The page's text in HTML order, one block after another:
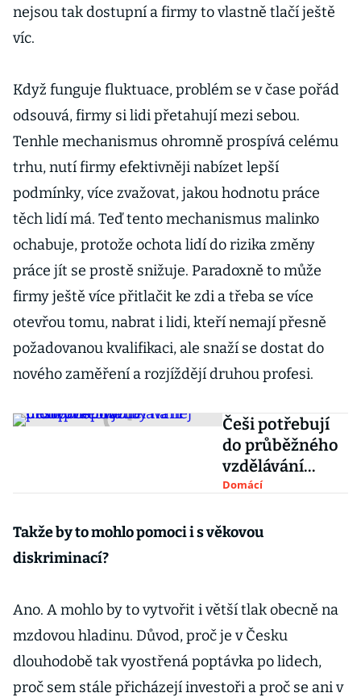
nejsou tak dostupní a firmy to vlastně tlačí ještě
víc.
Když funguje fluktuace, problém se v čase pořád
odsouvá, firmy si lidi přetahují mezi sebou.
Tenhle mechanismus ohromně prospívá celému
trhu, nutí firmy efektivněji nabízet lepší
podmínky, více zvažovat, jakou hodnotu práce
těch lidí má. Teď tento mechanismus malinko
ochabuje, protože ochota lidí do rizika změny
práce jít se prostě snižuje. Paradoxně to může
firmy ještě více přitlačit ke zdi a třeba se více
otevřou tomu, nabrat i lidi, kteří nemají přesně
požadovanou kvalifikaci, ale snaží se dostat do
nového zaměření a rozjíždějí druhou profesi.
Češi potřebují
do průběžného
vzdělávání
motivovat. Stát
přispívat
Domácí
Takže by to mohlo pomoci i s věkovou
diskriminací?
Ano. A mohlo by to vytvořit i větší tlak obecně na
mzdovou hladinu. Důvod, proč je v Česku
dlouhodobě tak vyostřená poptávka po lidech,
proč sem stále přicházejí investoři a proč se ani v